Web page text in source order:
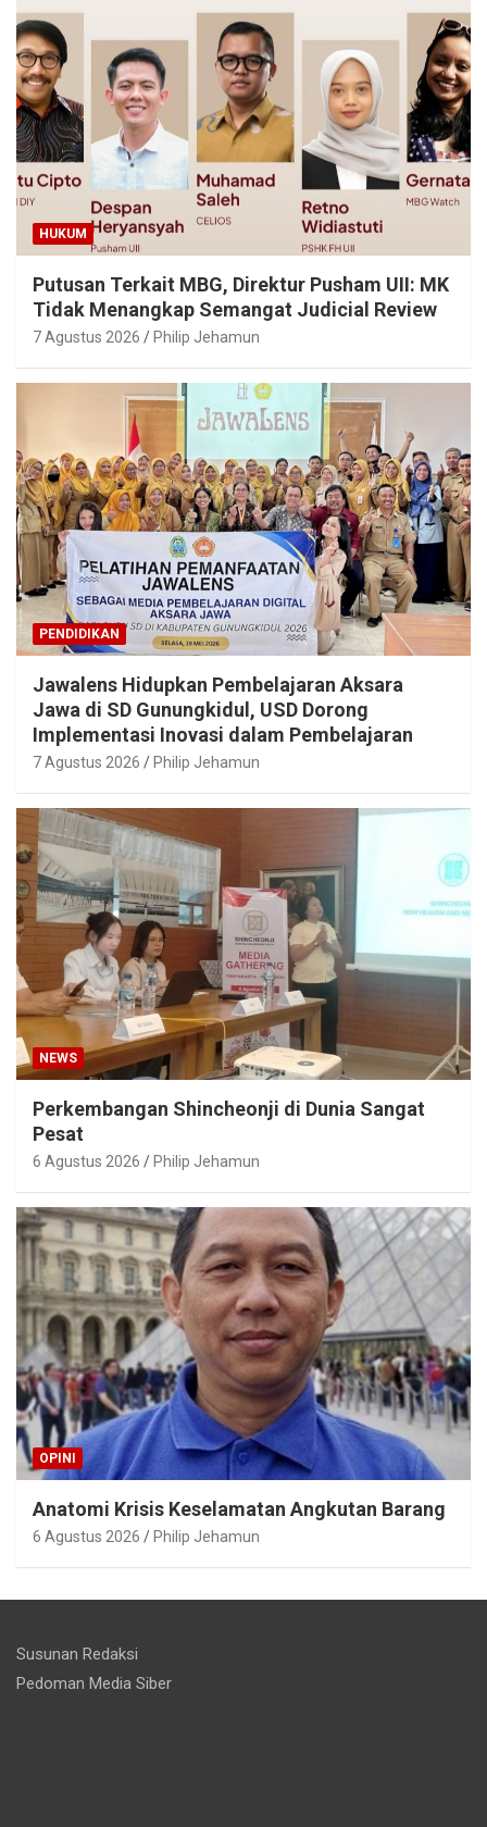
HUKUM
Putusan Terkait MBG, Direktur Pusham UII: MK
Tidak Menangkap Semangat Judicial Review
7 Agustus 2026 Philip Jehamun
PENDIDIKAN
Jawalens Hidupkan Pembelajaran Aksara
Jawa di SD Gunungkidul, USD Dorong
Implementasi Inovasi dalam Pembelajaran
7 Agustus 2026 Philip Jehamun
NEWS
Perkembangan Shincheonji di Dunia Sangat
Pesat
6 Agustus 2026 Philip Jehamun
OPINI
Anatomi Krisis Keselamatan Angkutan Barang
6 Agustus 2026 Philip Jehamun
Susunan Redaksi
Pedoman Media Siber